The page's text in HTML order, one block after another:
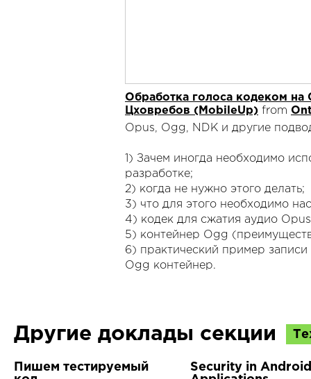
Обработка голоса кодеком
Цховребов (MobileUp) from
Opus, Ogg, NDK и другие
1) Зачем иногда необходимо
разработке;
2) когда не нужно этого делать;
3) что для этого необходимо
4) кодек для сжатия аудио
5) контейнер Ogg
6) практический пример
Ogg контейнер.
Другие доклады секции
Пишем тестируемый
Security in Android